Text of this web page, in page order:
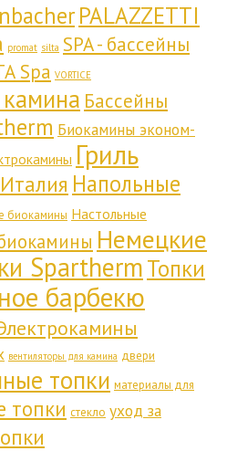
PALAZZETTI
promat silta SPA - бассейны
Spa VORTICE
Бассейны
Биокамины эконом-
Гриль
Италия Напольные
биокамины Настольные
Немецкие
SparthermТопки
барбекю
вентиляторы для камина двери
топки материалы для
топки стекло уход за